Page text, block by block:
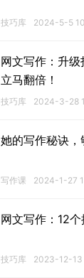
技巧库 2024-5-5
网文写作：升
立马翻倍！
技巧库 2024-3-28
她的写作秘诀
写作课 2024-1-27
网文写作：12
技巧库 2023-12-13